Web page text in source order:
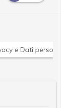
e Dati personali